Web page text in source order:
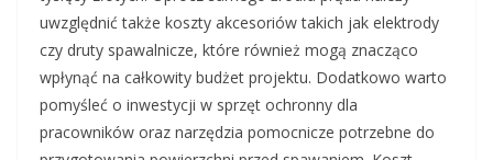
uwzględnić także koszty akcesoriów takich jak elektrody
czy druty spawalnicze, które również mogą znacząco
wpłynąć na całkowity budżet projektu. Dodatkowo warto
pomyśleć o inwestycji w sprzęt ochronny dla
pracowników oraz narzędzia pomocnicze potrzebne do